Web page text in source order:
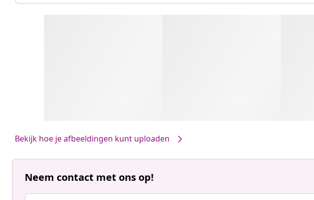
Bekijk hoe je afbeeldingen kunt uploaden
Neem contact met ons op!